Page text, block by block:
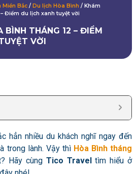
Miền Bắc / Du lịch Hòa Bình / Khám
Điểm du lịch xanh tuyệt vời
BÌNH THÁNG 12 – ĐIỂM
VỜI
hẳn nhiều du khách nghĩ ngay đến
trong lành. Vậy thì Hòa Bình tháng
Hãy cùng Tico Traveltìm hiểu ở